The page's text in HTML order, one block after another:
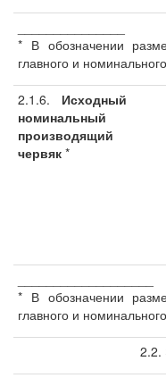
* В обозначении
главного и
2.1.6. Исходный
номинальный
производящий
червяк *
* В обозначении
главного и
2.2.